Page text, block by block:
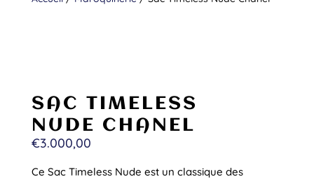
SAC TIMELESS
NUDE CHANEL
€3.000,00
Ce Sac Timeless Nude est un classique des